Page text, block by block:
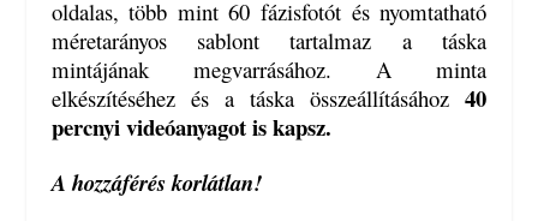
oldalas, több mint 60 fázisfotót és nyomtatható
méretarányos sablont tartalmaz a táska
mintájának megvarrásához. A minta
elkészítéséhez és a táska összeállításához 40
percnyi videóanyagot is kapsz.
A hozzáférés korlátlan!